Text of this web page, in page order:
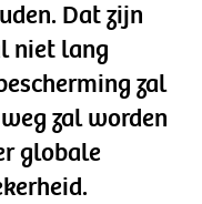
Dat zijn
niet lang
zal
zal worden
globale